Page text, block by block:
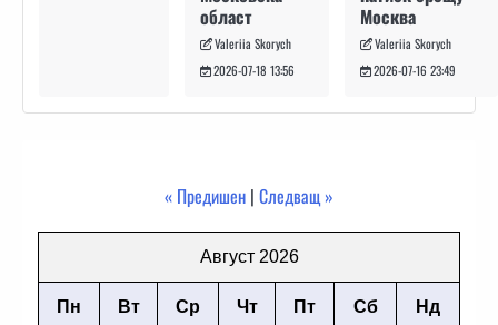
област
Valeriia Skorych
2026-07-18 13:56
Москва
Valeriia Skorych
2026-07-16 23:49
« Предишен | Следващ »
Август 2026
Пн Вт Ср Чт Пт Сб Нд